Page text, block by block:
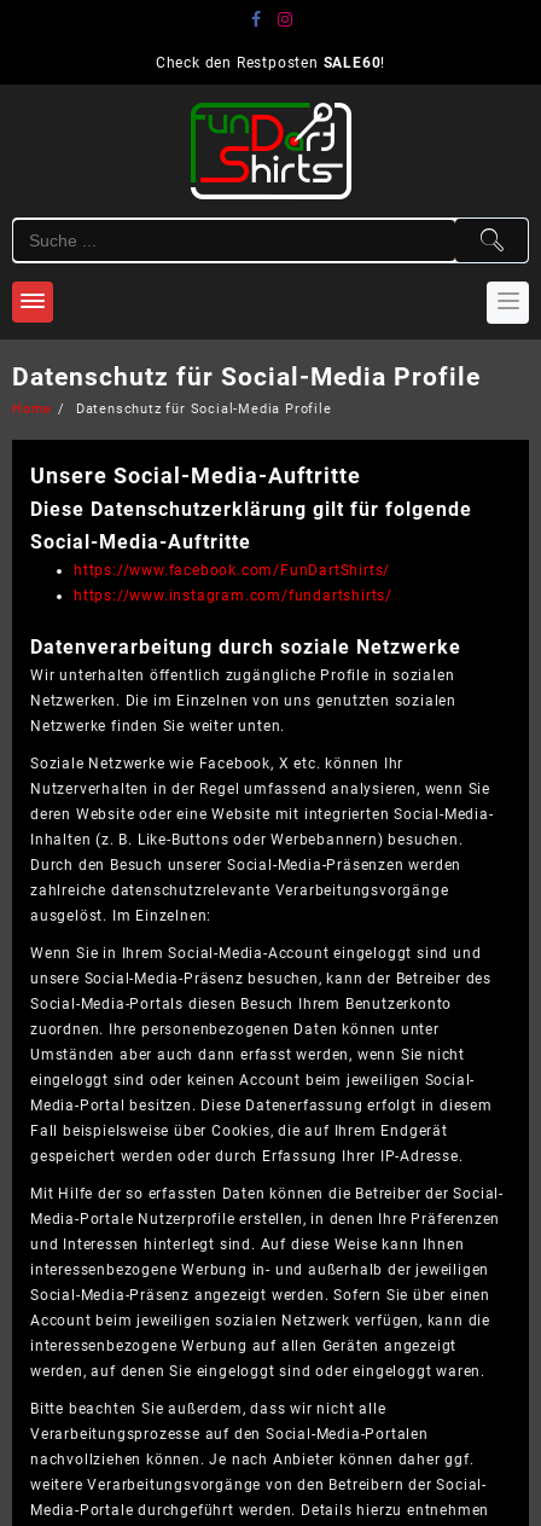
Check den Restposten SALE60!
Datenschutz für Social-Media Profile
Home Datenschutz für Social-Media Profile
Unsere Social-Media-Auftritte
Diese Datenschutzerklärung gilt für folgende
Social-Media-Auftritte
https://www.facebook.com/FunDartShirts/
https://www.instagram.com/fundartshirts/
Datenverarbeitung durch soziale Netzwerke
Wir unterhalten öffentlich zugängliche Profile in sozialen
Netzwerken. Die im Einzelnen von uns genutzten sozialen
Netzwerke finden Sie weiter unten.
Soziale Netzwerke wie Facebook, X etc. können Ihr
Nutzerverhalten in der Regel umfassend analysieren, wenn Sie
deren Website oder eine Website mit integrierten Social-Media-
Inhalten (z. B. Like-Buttons oder Werbebannern) besuchen.
Durch den Besuch unserer Social-Media-Präsenzen werden
zahlreiche datenschutzrelevante Verarbeitungsvorgänge
ausgelöst. Im Einzelnen:
Wenn Sie in Ihrem Social-Media-Account eingeloggt sind und
unsere Social-Media-Präsenz besuchen, kann der Betreiber des
Social-Media-Portals diesen Besuch Ihrem Benutzerkonto
zuordnen. Ihre personenbezogenen Daten können unter
Umständen aber auch dann erfasst werden, wenn Sie nicht
eingeloggt sind oder keinen Account beim jeweiligen Social-
Media-Portal besitzen. Diese Datenerfassung erfolgt in diesem
Fall beispielsweise über Cookies, die auf Ihrem Endgerät
gespeichert werden oder durch Erfassung Ihrer IP-Adresse.
Mit Hilfe der so erfassten Daten können die Betreiber der Social-
Media-Portale Nutzerprofile erstellen, in denen Ihre Präferenzen
und Interessen hinterlegt sind. Auf diese Weise kann Ihnen
interessenbezogene Werbung in- und außerhalb der jeweiligen
Social-Media-Präsenz angezeigt werden. Sofern Sie über einen
Account beim jeweiligen sozialen Netzwerk verfügen, kann die
interessenbezogene Werbung auf allen Geräten angezeigt
werden, auf denen Sie eingeloggt sind oder eingeloggt waren.
Bitte beachten Sie außerdem, dass wir nicht alle
Verarbeitungsprozesse auf den Social-Media-Portalen
nachvollziehen können. Je nach Anbieter können daher ggf.
weitere Verarbeitungsvorgänge von den Betreibern der Social-
Media-Portale durchgeführt werden. Details hierzu entnehmen